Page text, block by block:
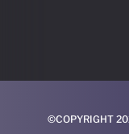
©COPYRIGHT